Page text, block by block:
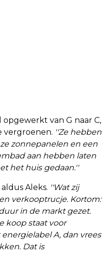
van G naar C,
vergroenen. ''Ze hebben
zonnepanelen en een
aan hebben laten
het huis gedaan.''
aldus Aleks. ''Wat zij
verkooptrucje. Kortom:
in de markt gezet.
koop staat voor
A, dan vrees
Dat is